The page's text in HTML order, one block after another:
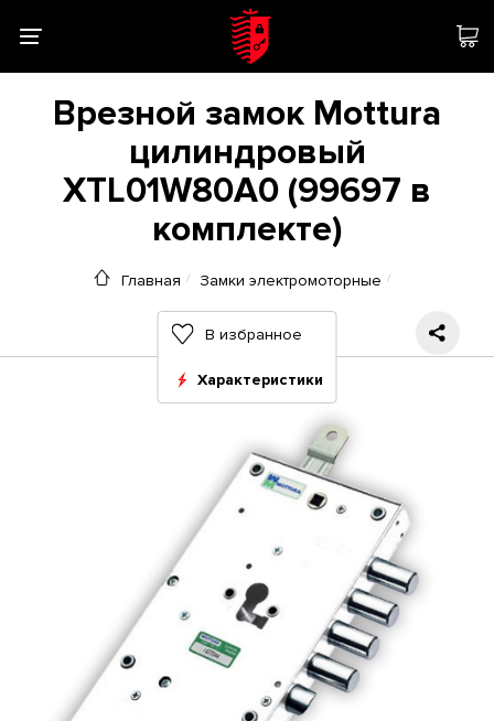
Врезной замок Mottura
цилиндровый
XTL01W80A0 (99697 в
комплекте)
Главная Замки электромоторные
В избранное
Характеристики